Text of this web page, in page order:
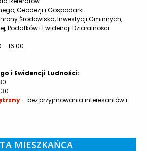
Geodezji i Gospodarki
Środowiska, Inwestycji Gminnych,
Podatków i Ewidencji Działalności
- 16.00
i Ewidencji Ludności:
– bez przyjmowania interesantów i
MIESZKAŃCA